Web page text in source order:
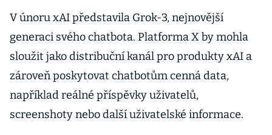
V únoru xAI představila Grok-3, nejnovější
generaci svého chatbota. Platforma X by mohla
sloužit jako distribuční kanál pro produkty xAI a
zároveň poskytovat chatbotům cenná data,
například reálné příspěvky uživatelů,
screenshoty nebo další uživatelské informace.